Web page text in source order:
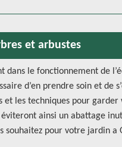
et arbustes
dans le fonctionnement de
d’en prendre soin et de
et les techniques pour garder
ainsi un abattage
souhaitez pour votre jardin a